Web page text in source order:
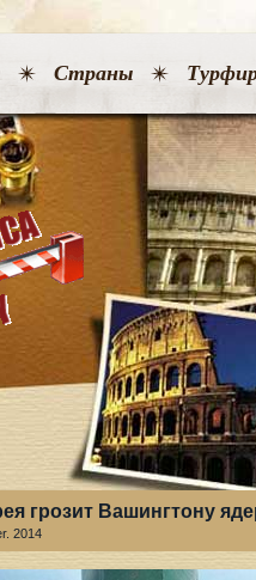
Страны
грозит Вашингтону
2014